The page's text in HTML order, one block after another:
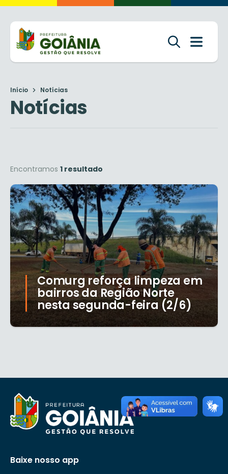
Início Notícias
Notícias
Encontramos 1 resultado
Comurg reforça limpeza em
bairros da Região Norte
nesta segunda-feira (2/6)
Baixe nosso app